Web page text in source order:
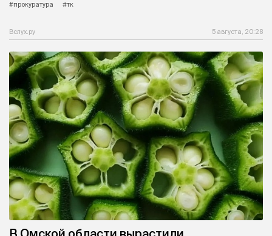
#прокуратура
#тк
Вслух.ру 5 августа, 20:28